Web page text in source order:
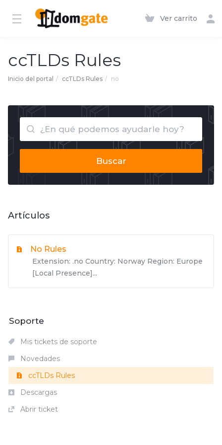
Ver carrito
ccTLDs Rules
Inicio del portal ccTLDs Rules no
Buscar
Artículos
No Rules
Extension: .no Country: Norway Region: Europe
[Local Presence]...
Soporte
Mis tickets de soporte
Novedades
ccTLDs Rules
Descargas
Abrir ticket